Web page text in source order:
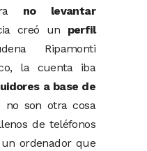
no levantar
creó un perfil
Ripamonti
la cuenta iba
a base de
no son otra cosa
de teléfonos
ordenador que